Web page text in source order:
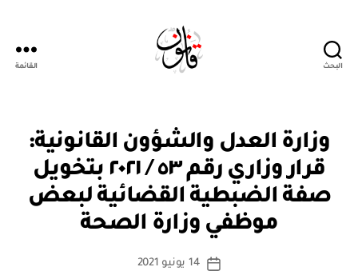
البحث القائمة
التصنيفات
وزارة العدل والشؤون القانونية:
قرار وزاري رقم ٥٣ / ٢٠٢١ بتخويل
صفة الضبطية القضائية لبعض
موظفي وزارة الصحة
كاتب
بو
ا
س
ة
تاريخ
14 يونيو 2021